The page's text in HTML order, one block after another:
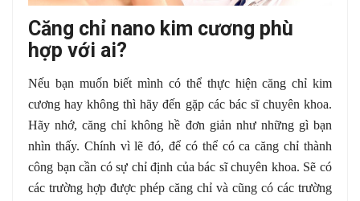
Căng chỉ nano kim cương phù
hợp với ai?
Nếu bạn muốn biết mình có thể thực hiện căng chỉ kim
cương hay không thì hãy đến gặp các bác sĩ chuyên khoa.
Hãy nhớ, căng chỉ không hề đơn giản như những gì bạn
nhìn thấy. Chính vì lẽ đó, để có thể có ca căng chỉ thành
công bạn cần có sự chỉ định của bác sĩ chuyên khoa. Sẽ có
các trường hợp được phép căng chỉ và cũng có các trường